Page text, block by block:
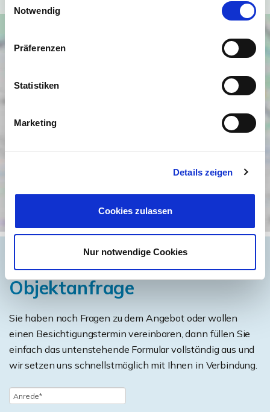
Notwendig
Präferenzen
Statistiken
Marketing
Details zeigen
Cookies zulassen
Nur notwendige Cookies
Objektanfrage
Sie haben noch Fragen zu dem Angebot oder wollen
einen Besichtigungstermin vereinbaren, dann füllen Sie
einfach das untenstehende Formular vollständig aus und
wir setzen uns schnellstmöglich mit Ihnen in Verbindung.